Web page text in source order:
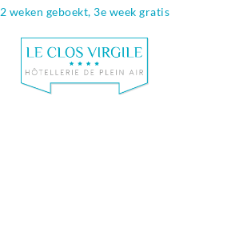
2 weken geboekt, 3e week gratis